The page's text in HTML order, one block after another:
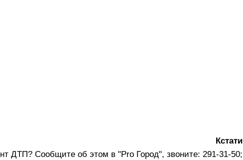
Кстати
ДТП? Сообщите об этом в "Pro Город", звоните: 291-31-50;